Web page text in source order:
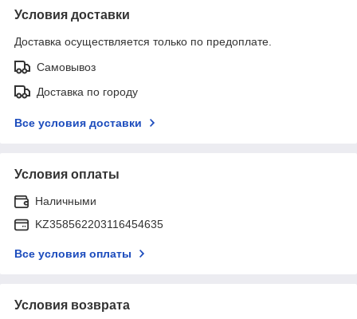
Условия доставки
Доставка осуществляется только по предоплате.
Самовывоз
Доставка по городу
Все условия доставки
Условия оплаты
Наличными
KZ358562203116454635
Все условия оплаты
Условия возврата